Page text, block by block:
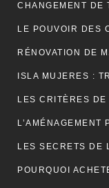
LE POUVOIR DES